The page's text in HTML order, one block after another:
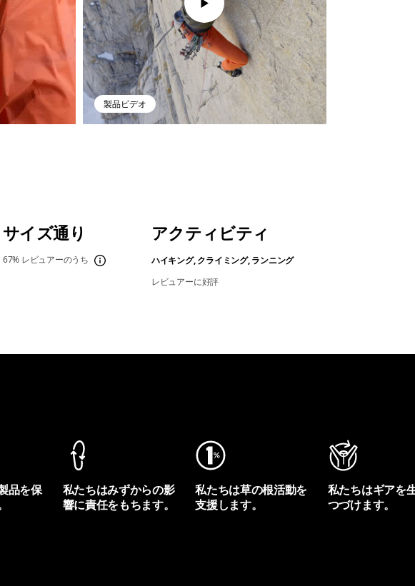
製品ビデオ
サイズ通り
67% レビュアーのうち
アクティビティ
ハイキング, クライミング, ランニング
レビュアーに好評
品を保
私たちはみずからの影
響に責任をもちます。
私たちは草の根活動を
支援します。
私たちはギアを
つづけます。